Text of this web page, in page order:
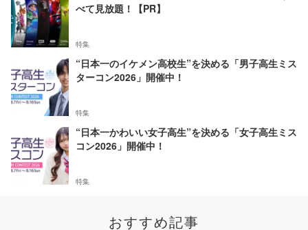
べて見放題！【PR】
特集
“日本一のイケメン高校生”を決める「男子高生ミス
ターコン2026」開催中！
特集
“日本一かわいい女子高生”を決める「女子高生ミス
コン2026」開催中！
特集
おすすめ記事